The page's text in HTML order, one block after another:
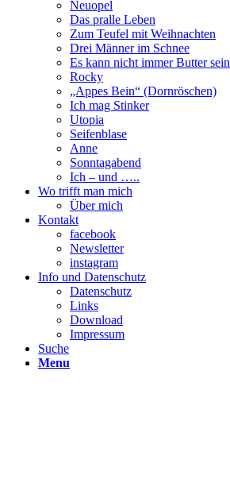
Neuopel
Das pralle Leben
Zum Teufel mit Weihnachten
Drei Männer im Schnee
Es kann nicht immer Butter sein
Rocky
„Appes Bein“ (Dornröschen)
Ich mag Stinker
Utopia
Seifenblase
Anne
Sonntagabend
Ich – und …..
Wo trifft man mich
Über mich
Kontakt
facebook
Newsletter
instagram
Info und Datenschutz
Datenschutz
Links
Download
Impressum
Suche
Menu